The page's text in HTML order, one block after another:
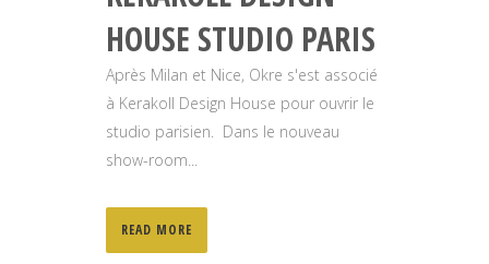
HOUSE STUDIO PARIS
Après Milan et Nice, Okre s'est associé
à Kerakoll Design House pour ouvrir le
studio parisien. Dans le nouveau
show-room...
READ MORE